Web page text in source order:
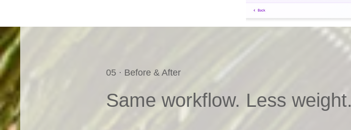
05 · Before & After
Same workflow. Less weight.